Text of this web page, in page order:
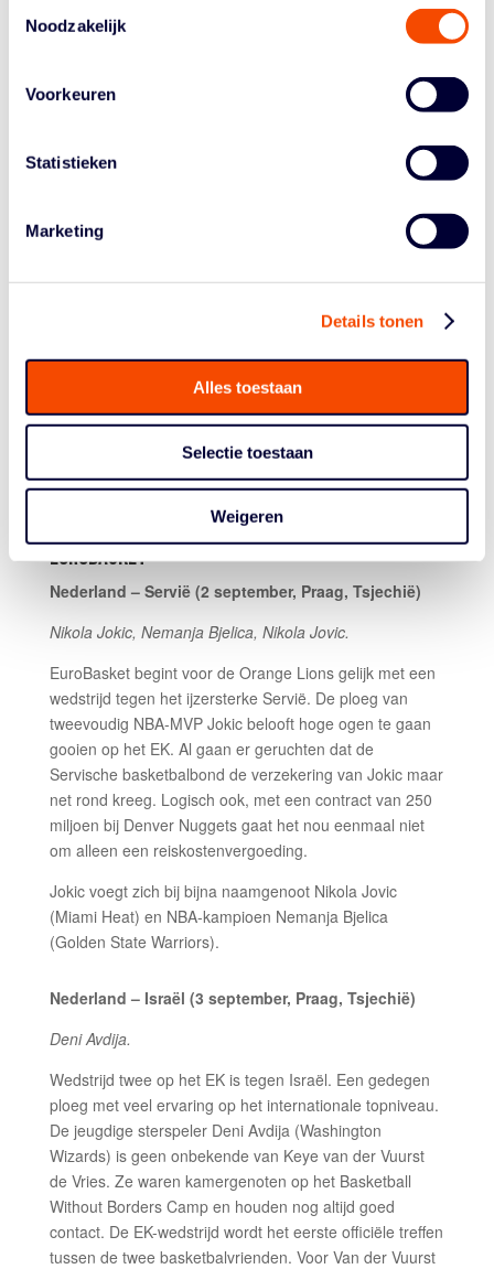
Noodzakelijk
Voorkeuren
Statistieken
Marketing
Details tonen
Alles toestaan
Selectie toestaan
Weigeren
Juancho Hernangomez, Willy Hernangomez, Osman
Een WK-kwalificatiewedstrijd vlak voor het EK. Door de
deze zomer anders dan anders. Doordat het zo vlak
treden aan in Almere. Hernangomez stond afgelopen
geproduceerd door niemand minder dan LeBron
Hustlewerd een hit, maar of Hernangomez impact kan
gaan maken tegen Jito Kok, Olaf Schaftenaar en Mo
Kherrazi, dat moet nog blijken.
Tickets voor Nederland – Spanje zijn nog beschikbaar.
EUROBASKET
Nederland – Servië (2 september, Praag, Tsjechië)
Nikola Jokic, Nemanja Bjelica, Nikola Jovic.
EuroBasket begint voor de Orange Lions gelijk met een
wedstrijd tegen het ijzersterke Servië. De ploeg van
tweevoudig NBA-MVP Jokic belooft hoge ogen te gaan
gooien op het EK. Al gaan er geruchten dat de
Servische basketbalbond de verzekering van Jokic maar
net rond kreeg. Logisch ook, met een contract van 250
miljoen bij Denver Nuggets gaat het nou eenmaal niet
om alleen een reiskostenvergoeding.
Jokic voegt zich bij bijna naamgenoot Nikola Jovic
(Miami Heat) en NBA-kampioen Nemanja Bjelica
(Golden State Warriors).
Nederland – Israël (3 september, Praag, Tsjechië)
Deni Avdija.
Wedstrijd twee op het EK is tegen Israël. Een gedegen
ploeg met veel ervaring op het internationale topniveau.
De jeugdige sterspeler Deni Avdija (Washington
Wizards) is geen onbekende van Keye van der Vuurst
de Vries. Ze waren kamergenoten op het Basketball
Without Borders Camp en houden nog altijd goed
contact. De EK-wedstrijd wordt het eerste officiële treffen
tussen de twee basketbalvrienden. Voor Van der Vuurst